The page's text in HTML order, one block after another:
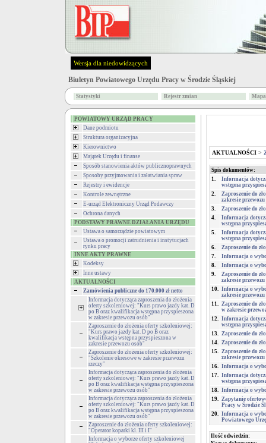
Wersja dla niedowidzących
Biuletyn Powiatowego Urzędu Pracy w Środzie Śląskiej
Statystyki Rejestr zmian
POWIATOWY URZĄD PRACY
Dane podmiotu
Struktura organizacyjna
Kierownictwo
Majątek Urzędu i finanse
Sposób stanowienia aktów publicznoprawnych
Sposoby przyjmowania i załatwiania spraw
Rejestry i ewidencje
Kontrole zewnętrzne
E-urząd Elektroniczny Urząd Podawczy
Ochrona danych
PODSTAWY PRAWNE DZIAŁANIA URZĘDU
Ustawa o samorządzie powiatowym
Ustawa o promocji zatrudnienia i instytucjach
rynku pracy
INNE AKTY PRAWNE
Kodeksy
Inne ustawy
AKTUALNOŚCI
Zamówienia publiczne do 170.000 zł netto
Informacja dotycząca zaproszenia do złożenia
oferty szkoleniowej: "Kurs prawo jazdy kat. D
po B oraz kwalifikacja wstępna przyspieszona
w zakresie przewozu osób"
Zaproszenie do złożenia oferty szkoleniowej:
"Kurs prawo jazdy kat. D po B oraz
kwalifikacja wstępna przyspieszona w
zakresie przewozu osób"
Zaproszenie do złożenia oferty szkoleniowej:
"Szkolenie okresowe w zakresie przewozu
rzeczy"
Informacja dotycząca zaproszenia do złożenia
oferty szkoleniowej: "Kurs prawo jazdy kat. D
po B oraz kwalifikacja wstępna przyspieszona
w zakresie przewozu osób"
Informacja dotycząca zaproszenia do złożenia
oferty szkoleniowej: "Kurs prawo jazdy kat. D
po B oraz kwalifikacja wstępna przyspieszona
w zakresie przewozu osób"
Zaproszenie do złożenia oferty szkoleniowej:
"Operator koparki kl. III i I"
Informacja o wyborze oferty szkoleniowej
AKTUALNOŚCI >
Spis dokumentów:
1.
Informacja
wstępna
2.
Zaproszenie do
zakresie
3.
Zaproszenie do
4.
Informacja
wstępna
5.
Informacja
wstępna
6.
Zaproszenie do
7.
Informacja o
8.
Informacja o
9.
Zaproszenie do
zakresie
10. Informacja o
zakresie
11. Zaproszenie do
w zakresie
12. Informacja
wstępna
13. Zaproszenie do
14. Zaproszenie do
15. Zaproszenie do
zakresie
16. Informacja o
17. Informacja
wstępna
18. Informacja o
19. Zapytanie
Pracy w Środzie
20. Informacja o
Powiatowego
Ilość odwiedzin: